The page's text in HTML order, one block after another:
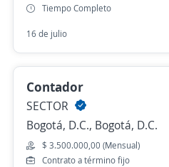
Tiempo Completo
16 de julio
Contador
SECTOR
Bogotá, D.C., Bogotá, D.C.
$ 3.500.000,00 (Mensual)
Contrato a término fijo